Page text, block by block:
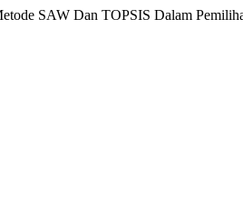
SAW Dan TOPSIS Dalam